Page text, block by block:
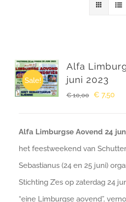
Sale!
Alfa
juni 2023
€10,00
was:
€ 10,00.
€ 7,50
is:
€
Alfa Limburgse Aovend 24
het feestweekend van
Sebastianus (24 en 25 juni)
Stichting Z’es op zaterdag 24
“eine Limburgse aovend”,